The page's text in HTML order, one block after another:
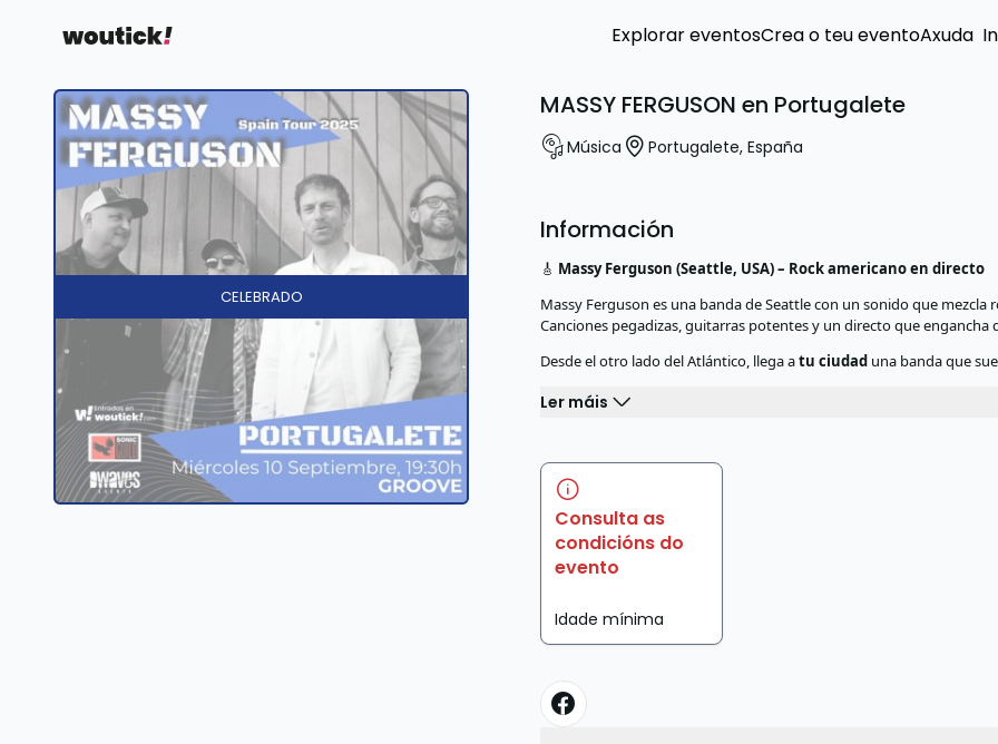
Explorar eventosCrea o teu eventoAxuda
CELEBRADO
MASSY FERGUSON en Portugalete
Música Portugalete, España
Información
🎸 Massy Ferguson (Seattle, USA) – Rock americano en directo
Massy Ferguson es una banda de Seattle con un sonido que
Canciones pegadizas, guitarras potentes y un directo que engancha
Desde el otro lado del Atlántico, llega atu ciudad una banda que
Ler máis
Consulta as
condicións do
evento
Idade mínima